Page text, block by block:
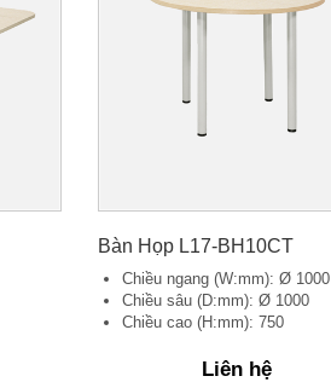
Bàn Họp L17-BH10CT
Chiều ngang (W:mm): Ø 1000
Chiều sâu (D:mm): Ø 1000
Chiều cao (H:mm): 750
Liên hệ